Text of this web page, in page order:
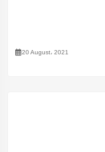
20 August، 2021